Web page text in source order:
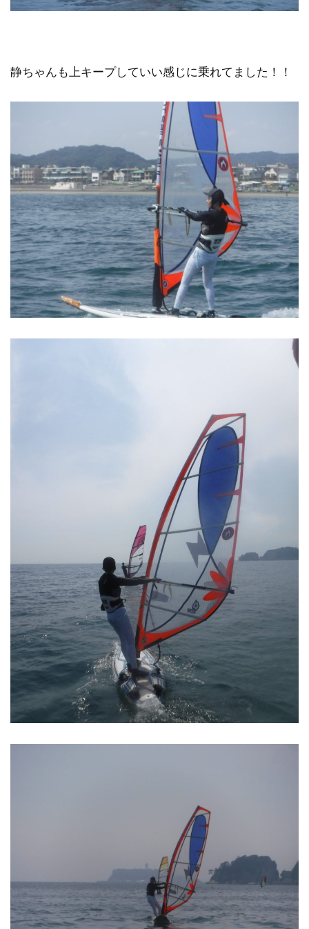
静ちゃんも上キープしていい感じに乗れてました！！